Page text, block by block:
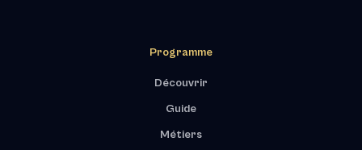
Programme
Découvrir
Guide
Métiers